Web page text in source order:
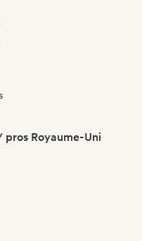
pros Royaume-Uni